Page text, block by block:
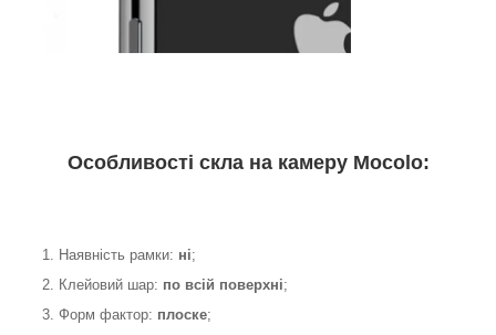
Особливості скла на камеру Mocolo:
1. Наявність рамки: ні;
2. Клейовий шар: по всій поверхні;
3. Форм фактор: плоске;